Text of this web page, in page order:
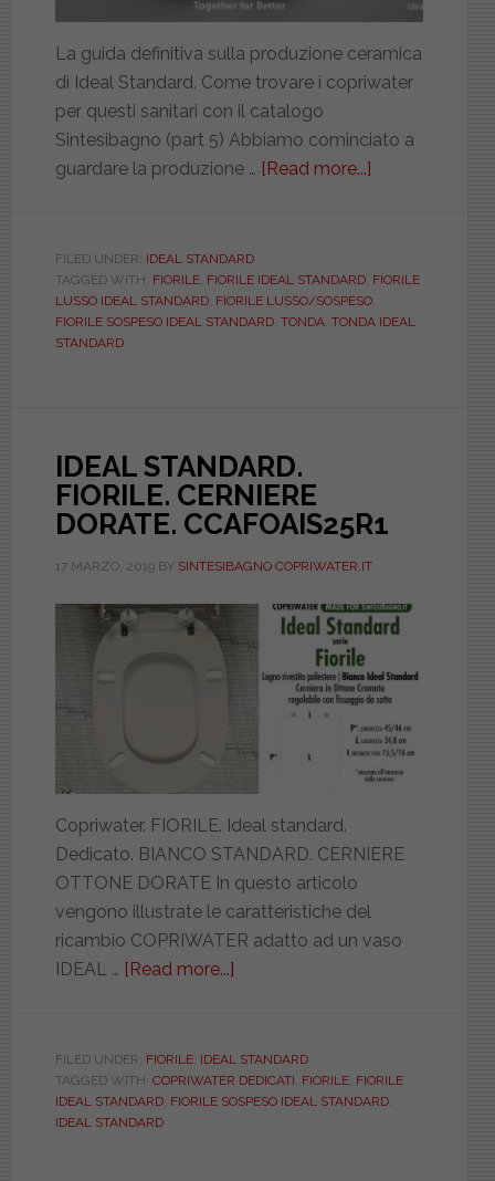
La guida definitiva sulla produzione ceramica
di Ideal Standard. Come trovare i copriwater
per questi sanitari con il catalogo
Sintesibagno (part 5) Abbiamo cominciato a
guardare la produzione … [Read more...]
sanitari
e
modelli:
Sospesa,
Fiorile
e
FILED UNDER: IDEAL STANDARD
TAGGED WITH: FIORILE, FIORILE IDEAL STANDARD, FIORILE
LUSSO IDEAL STANDARD, FIORILE LUSSO/SOSPESO,
FIORILE SOSPESO IDEAL STANDARD, TONDA, TONDA IDEAL
STANDARD
IDEAL STANDARD.
FIORILE. CERNIERE
DORATE. CCAFOAIS25R1
17 MARZO, 2019BY SINTESIBAGNO COPRIWATER.IT
Copriwater. FIORILE. Ideal standard.
Dedicato. BIANCO STANDARD. CERNIERE
OTTONE DORATE In questo articolo
vengono illustrate le caratteristiche del
ricambio COPRIWATER adatto ad un vaso
IDEAL … [Read more...]
FIORILE.
CERNIERE
FILED UNDER: FIORILE, IDEAL STANDARD
TAGGED WITH: COPRIWATER DEDICATI, FIORILE, FIORILE
IDEAL STANDARD, FIORILE SOSPESO IDEAL STANDARD,
IDEAL STANDARD